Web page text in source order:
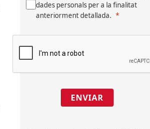
dades personals per a la finalitat
anteriorment detallada.
ENVIAR